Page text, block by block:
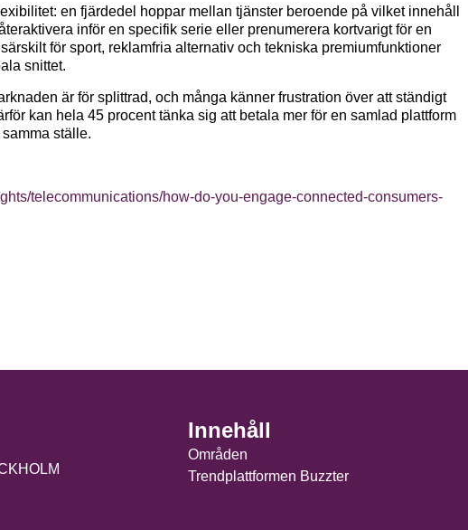
en fjärdedel hoppar mellan tjänster beroende på vilket innehåll
inför en specifik serie eller prenumerera kortvarigt för en
för sport, reklamfria alternativ och tekniska premiumfunktioner
snittet.
är för splittrad, och många känner frustration över att ständigt
kan hela 45 procent tänka sig att betala mer för en samlad plattform
ställe.
telecommunications/how-do-you-engage-connected-consumers-
Innehåll
Områden
Trendplattformen Buzzter